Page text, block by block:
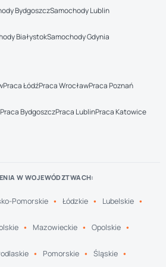
BydgoszczSamochody Lublin
BiałystokSamochody Gdynia
Praca ŁódźPraca WrocławPraca Poznań
Praca BydgoszczPraca LublinPraca Katowice
W WOJEWÓDZTWACH:
Pomorskie Łódzkie Lubelskie
Mazowieckie Opolskie
Pomorskie Śląskie